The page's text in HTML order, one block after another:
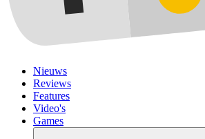
Nieuws
Reviews
Features
Video's
Games